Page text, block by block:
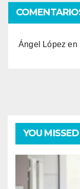
Ángel López en
YOU MISSED